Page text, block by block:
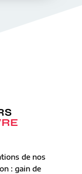
de nos
: gain de